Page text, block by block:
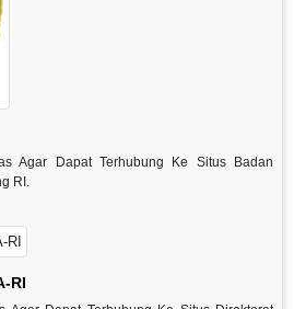
Agar Dapat Terhubung Ke Situs Badan
RI.
RI